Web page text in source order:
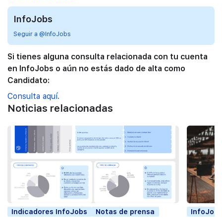
InfoJobs
Seguir a @InfoJobs
Si tienes alguna consulta relacionada con tu cuenta
en InfoJobs o aún no estás dado de alta como
Candidato:
Consulta aquí.
Noticias relacionadas
Indicadores InfoJobs Notas de prensa